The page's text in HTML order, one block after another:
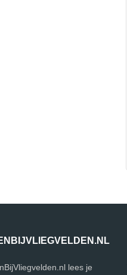
lees je